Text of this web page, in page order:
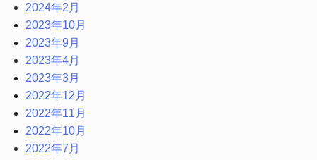
2024年2月
2023年10月
2023年9月
2023年4月
2023年3月
2022年12月
2022年11月
2022年10月
2022年7月